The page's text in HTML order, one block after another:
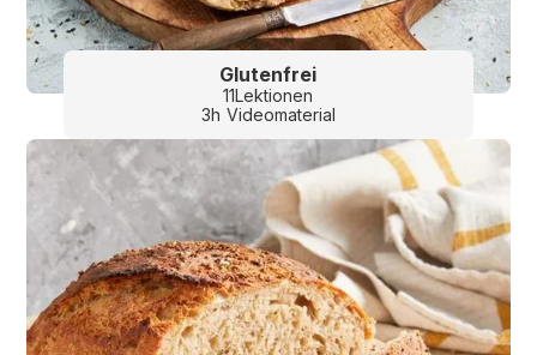
Glutenfrei
11Lektionen
3h Videomaterial